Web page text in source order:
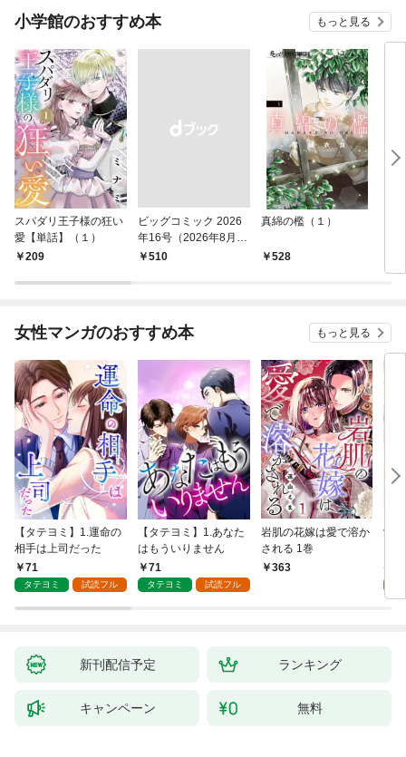
小学館のおすすめ本 もっと見る
スパダリ王子様の狂い
愛【単話】（１）
209
ビッグコミック 2026
年16号（2026年8月7
日発売）
￥510
真綿の檻（１）
528
女性マンガのおすすめ本 もっと見る
【タテヨミ】1.運命の
相手は上司だった
71
タテヨミ 試読フル
【タテヨミ】1.あなた
はもういりません
71
タテヨミ 試読フル
岩肌の花嫁は愛で溶か
される 1巻
363
愛
新刊配信予定 ランキング
キャンペーン 無料